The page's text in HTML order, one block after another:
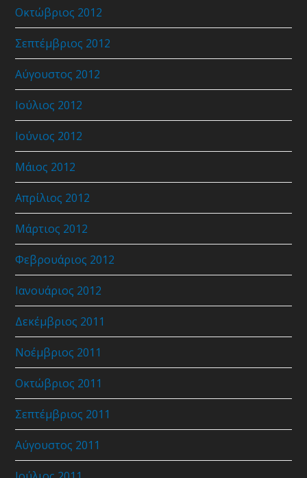
Οκτώβριος 2012
Σεπτέμβριος 2012
Αύγουστος 2012
Ιούλιος 2012
Ιούνιος 2012
Μάιος 2012
Απρίλιος 2012
Μάρτιος 2012
Φεβρουάριος 2012
Ιανουάριος 2012
Δεκέμβριος 2011
Νοέμβριος 2011
Οκτώβριος 2011
Σεπτέμβριος 2011
Αύγουστος 2011